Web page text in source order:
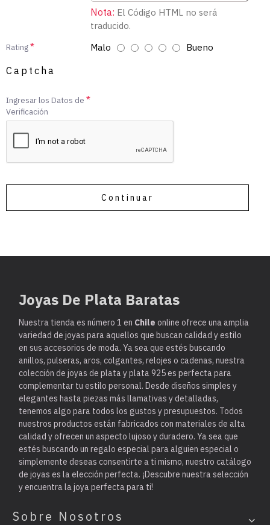
Nota: El Código HTML no será
traducido.
Rating Malo Bueno
Captcha
Ingresar los Datos de
Verificación
Continuar
Joyas De Plata Baratas
Nuestra tienda es número 1 en Chile online ofrece una amplia
variedad de joyas para aquellos que buscan calidad y estilo
en sus accesorios de moda. Ya sea que estés buscando
anillos, pulseras, aros, colgantes, relojes o cadenas, nuestra
colección de joyas de plata y plata 925 es perfecta para
complementar tu estilo personal. Desde diseños simples y
elegantes hasta piezas más llamativas y detalladas,
tenemos algo para todos los gustos y presupuestos. Todos
nuestros productos están fabricados con materiales de alta
calidad y ofrecen un aspecto lujoso y duradero. Ya sea que
estés buscando un regalo especial para alguien especial o
simplemente deseas consentirte a ti mismo, nuestro catálogo
de joyas es la elección perfecta. ¡Descubre nuestra selección
y encuentra la joya perfecta para ti!
Sobre Nosotros